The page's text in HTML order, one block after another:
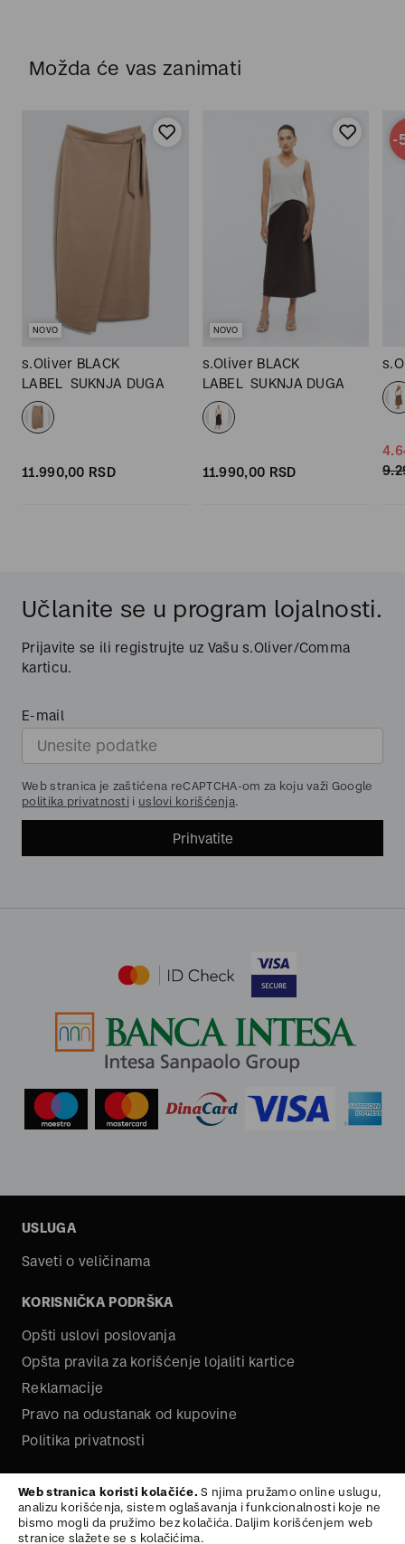
Možda će vas zanimati
NOVO
s.Oliver BLACK
LABEL SUKNJA DUGA
11.990,00 RSD
NOVO
s.Oliver BLACK
LABEL SUKNJA DUGA
11.990,00 RSD
-
Učlanite se u program lojalnosti.
Prijavite se ili registrujte uz Vašu s.Oliver/Comma
karticu.
E-mail
Web stranica je zaštićena reCAPTCHA-om za koju važi Google
politika privatnosti i uslovi korišćenja.
Prihvatite
USLUGA
Saveti o veličinama
KORISNIČKA PODRŠKA
Opšti uslovi poslovanja
Opšta pravila za korišćenje lojaliti kartice
Reklamacije
Pravo na odustanak od kupovine
Politika privatnosti
Kariera
Web stranica koristi kolačiće. S njima pružamo online uslugu,
analizu korišćenja, sistem oglašavanja i funkcionalnosti koje ne
bismo mogli da pružimo bez kolačića. Daljim korišćenjem web
stranice slažete se s kolačićima.